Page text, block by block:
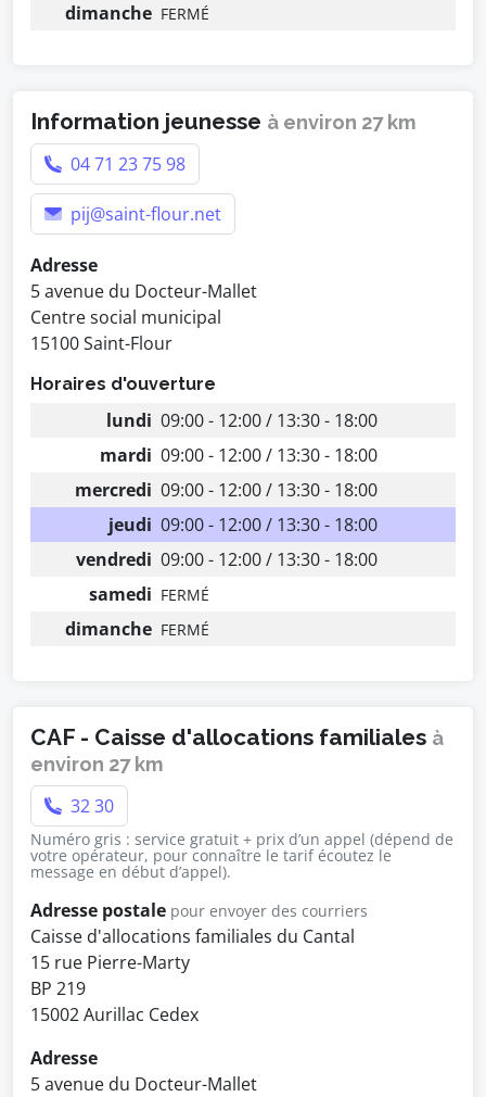
dimanche FERMÉ
Information jeunesse à environ 27 km
04 71 23 75 98
pij@saint-flour.net
Adresse
5 avenue du Docteur-Mallet
Centre social municipal
15100 Saint-Flour
Horaires d'ouverture
lundi 09:00 - 12:00 / 13:30 - 18:00
mardi 09:00 - 12:00 / 13:30 - 18:00
mercredi 09:00 - 12:00 / 13:30 - 18:00
jeudi 09:00 - 12:00 / 13:30 - 18:00
vendredi 09:00 - 12:00 / 13:30 - 18:00
samedi FERMÉ
dimanche FERMÉ
CAF - Caisse d'allocations familiales à
environ 27 km
32 30
Numéro gris : service gratuit + prix d’un appel (dépend de
votre opérateur, pour connaître le tarif écoutez le
message en début d’appel).
Adresse postale pour envoyer des courriers
Caisse d'allocations familiales du Cantal
15 rue Pierre-Marty
BP 219
15002 Aurillac Cedex
Adresse
5 avenue du Docteur-Mallet